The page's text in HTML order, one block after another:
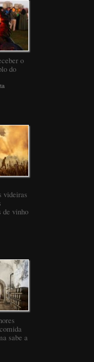
o
do
videiras
de vinho
sabe a